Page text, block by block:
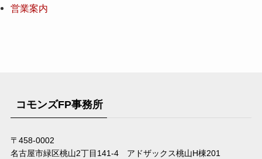
営業案内
コモンズFP事務所
〒458-0002
名古屋市緑区桃山2丁目141-4 アドザックス桃山H棟201